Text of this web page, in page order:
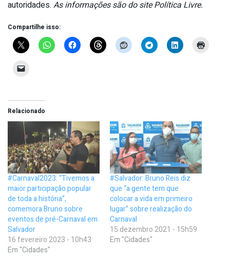
autoridades. As informações são do site Política Livre.
Compartilhe isso:
Relacionado
#Carnaval2023: “Tivemos a
maior participação popular
de toda a história”,
comemora Bruno sobre
eventos de pré-Carnaval em
Salvador
16 fevereiro 2023 - 10h43
Em "Cidades"
#Salvador: Bruno Reis diz
que “a gente tem que
colocar a vida em primeiro
lugar” sobre realização do
Carnaval
15 dezembro 2021 - 15h59
Em "Cidades"